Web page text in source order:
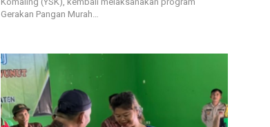
Gerakan Pangan Murah…